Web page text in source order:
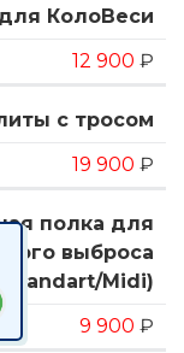
КолоВеси
12 900 ₽
с тросом
19 900 ₽
полка для
выброса
(Standart/Midi)
9 900 ₽